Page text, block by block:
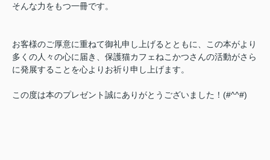
そんな力をもつ一冊です。
お客様のご厚意に重ねて御礼申し上げるとともに、この本がより
多くの人々の心に届き、保護猫カフェねこかつさんの活動がさら
に発展することを心よりお祈り申し上げます。
この度は本のプレゼント誠にありがとうございました！(#^^#)